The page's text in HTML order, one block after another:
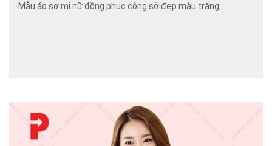
Mẫu áo sơ mi nữ đồng phục công sở đẹp màu trắng